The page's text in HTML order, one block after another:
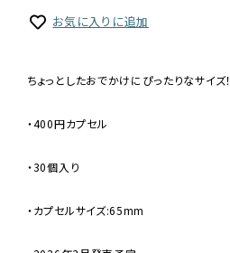
お気に入りに追加
ちょっとしたおでかけにぴったりなサイズ！
・400円カプセル
・30個入り
・カプセルサイズ:65mm